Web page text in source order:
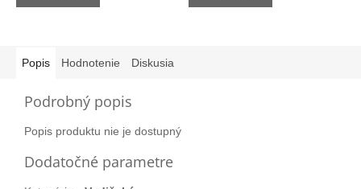
Popis Hodnotenie Diskusia
Podrobný popis
Popis produktu nie je dostupný
Dodatočné parametre